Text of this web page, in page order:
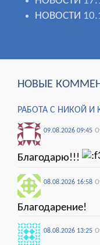
НОВОСТИ
НОВЫЕ
РАБОТА С НИКОЙ И
09.08.2026 09:45
Благодарю!!!
08.08.2026 16:58
Благодарение!
08.08.2026 13:25